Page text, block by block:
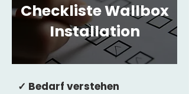
Checkliste Wallbox
Installation
✓ Bedarf verstehen